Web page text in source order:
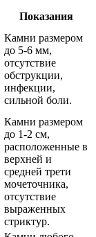
Показания
Камни размером
до 5-6 мм,
отсутствие
обструкции,
инфекции,
сильной боли.
Камни размером
до 1-2 см,
расположенные в
верхней и
средней трети
мочеточника,
отсутствие
выраженных
стриктур.